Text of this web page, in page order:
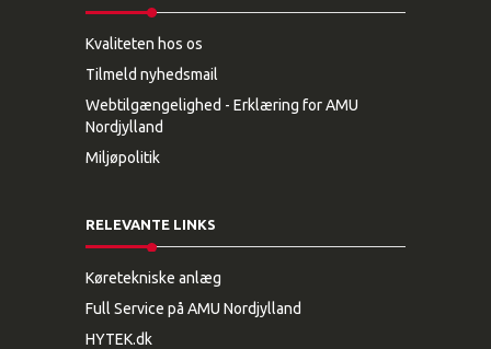
Kvaliteten hos os
Tilmeld nyhedsmail
Webtilgængelighed - Erklæring for AMU
Nordjylland
Miljøpolitik
RELEVANTE LINKS
Køretekniske anlæg
Full Service på AMU Nordjylland
HYTEK.dk